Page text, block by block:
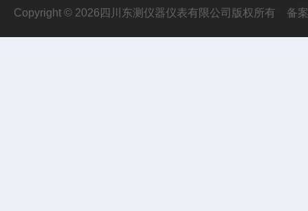
Copyright © 2026四川东测仪器仪表有限公司版权所有 备